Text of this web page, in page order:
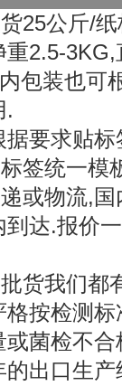
货25公斤/
2.5-3KG,
包装也可
.
据要求贴
签统一模
递或物流,
达.报价
货我们都
按检测标
菌检不合
出口生